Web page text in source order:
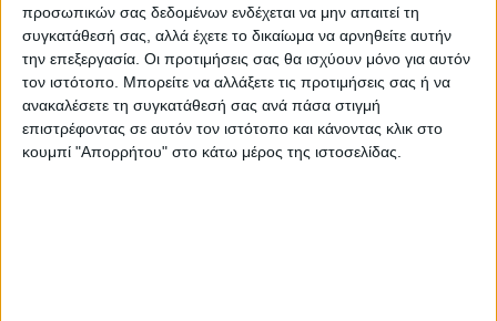
προσωπικών σας δεδομένων ενδέχεται να μην απαιτεί τη
συγκατάθεσή σας, αλλά έχετε το δικαίωμα να αρνηθείτε αυτήν
την επεξεργασία. Οι προτιμήσεις σας θα ισχύουν μόνο για αυτόν
τον ιστότοπο. Μπορείτε να αλλάξετε τις προτιμήσεις σας ή να
ανακαλέσετε τη συγκατάθεσή σας ανά πάσα στιγμή
επιστρέφοντας σε αυτόν τον ιστότοπο και κάνοντας κλικ στο
κουμπί "Απορρήτου" στο κάτω μέρος της ιστοσελίδας.
ακριβώς γιατί αυτή η ανάπτυξη είναι
καταστροφική τόσο για τη φύση όσο και
για την κοινωνία και στρέφεται ενάντια στα
συμφέροντα και τις ανάγκες της μεγάλης
κοινωνικής πλειοψηφίας. Γι’ αυτό και έπειτα
από την επιχείρηση εξαγοράς κατοίκων και